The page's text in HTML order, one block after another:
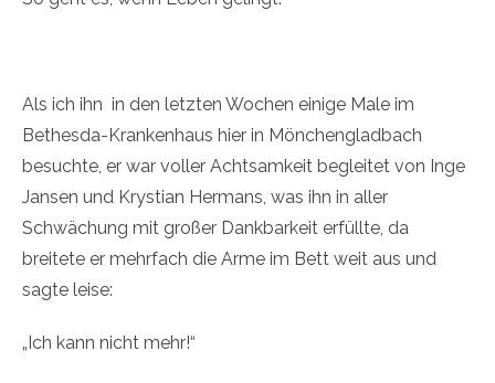
Als ich ihn in den letzten Wochen einige Male im
Bethesda-Krankenhaus hier in Mönchengladbach
besuchte, er war voller Achtsamkeit begleitet von Inge
Jansen und Krystian Hermans, was ihn in aller
Schwächung mit großer Dankbarkeit erfüllte, da
breitete er mehrfach die Arme im Bett weit aus und
sagte leise:
„Ich kann nicht mehr!“